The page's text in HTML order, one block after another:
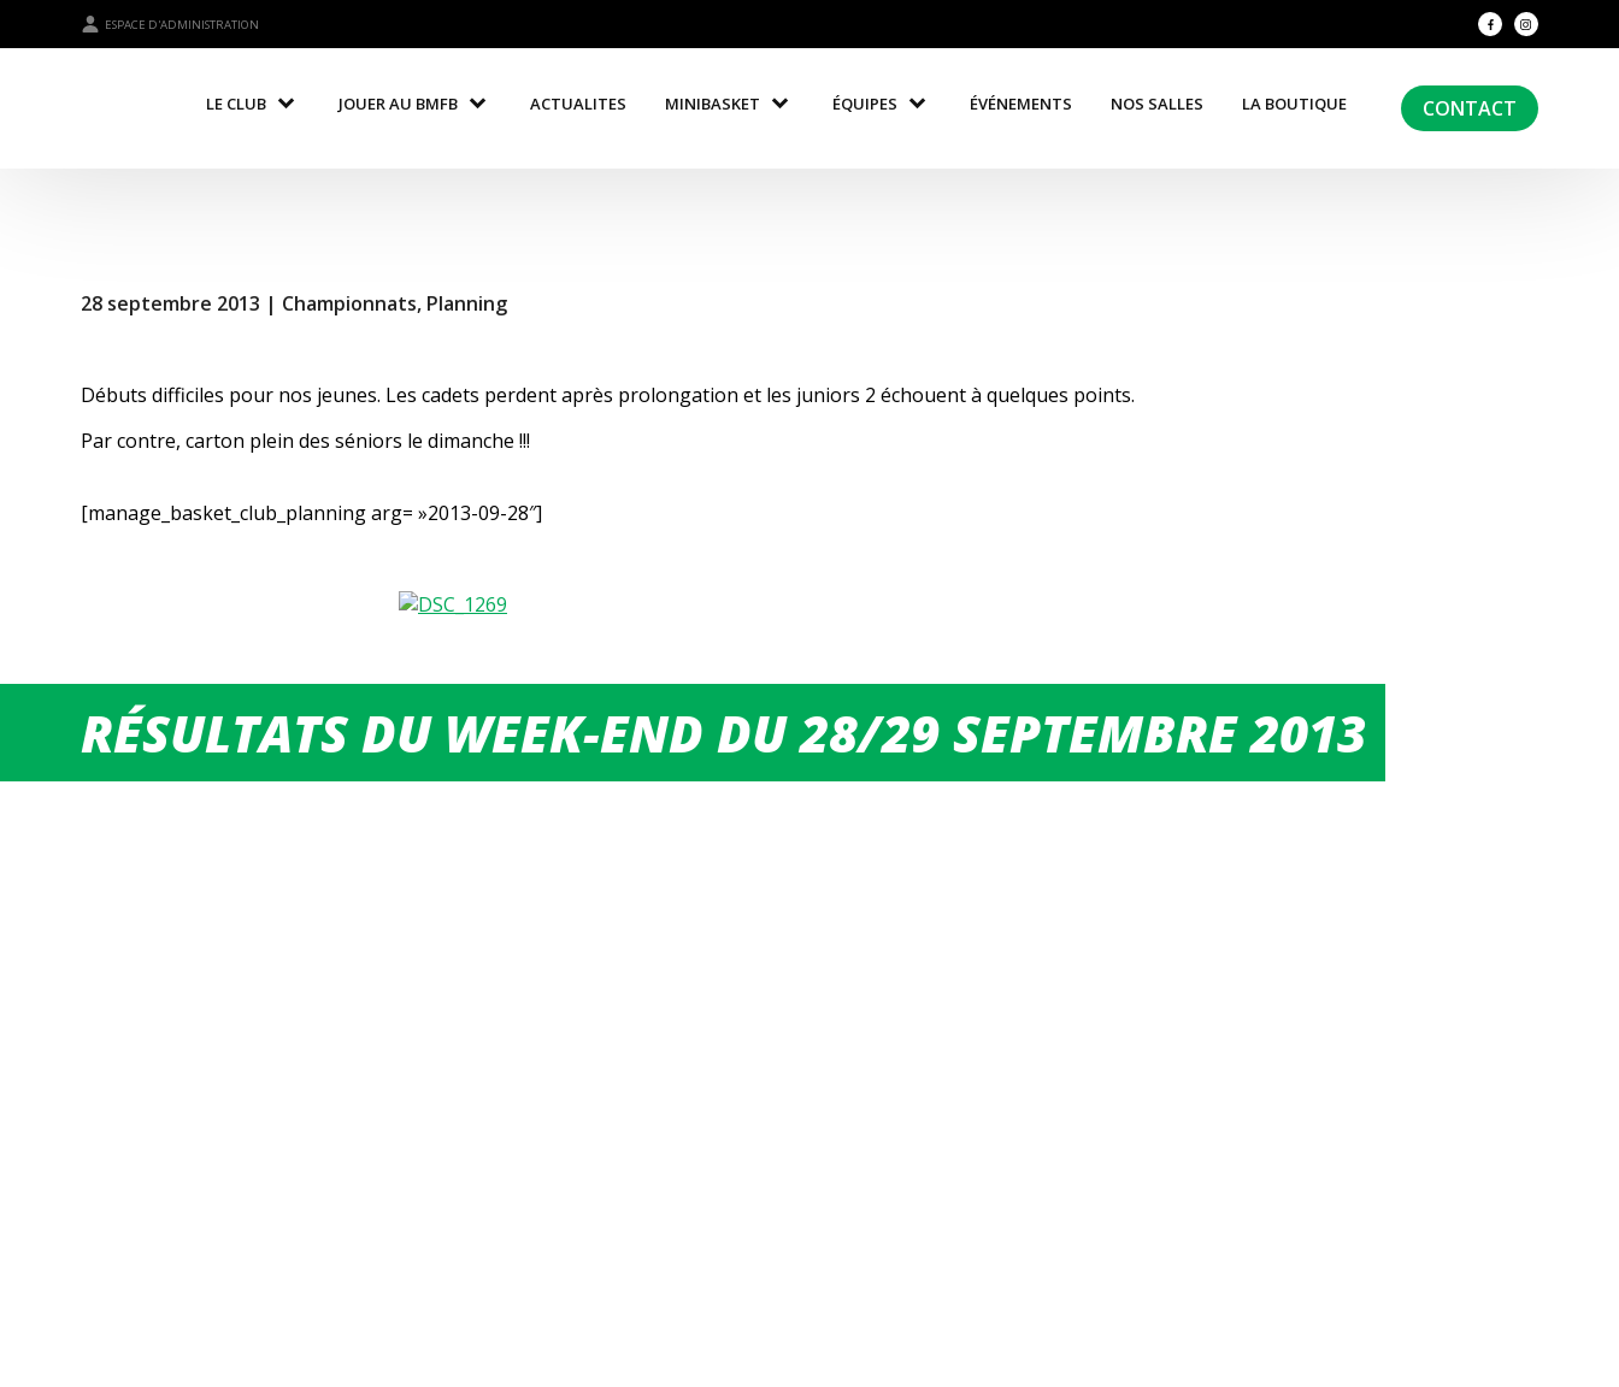
ESPACE D'ADMINISTRATION
LE CLUB JOUER AU BMFB ACTUALITES MINIBASKET ÉQUIPES ÉVÉNEMENTS NOS SALLES LA BOUTIQUE CONTACT
RÉSULTATS DU WEEK-END DU 28/29 SEPTEMBRE 2013
28 septembre 2013 | Championnats, Planning
Débuts difficiles pour nos jeunes. Les cadets perdent après prolongation et les juniors 2 échouent à quelques points.
Par contre, carton plein des séniors le dimanche !!!
[manage_basket_club_planning arg= »2013-09-28″]